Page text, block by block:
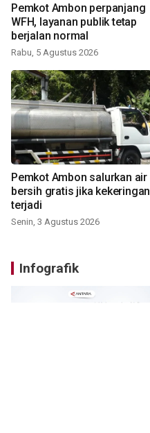
Pemkot Ambon perpanjang
WFH, layanan publik tetap
berjalan normal
Rabu, 5 Agustus 2026
Pemkot Ambon salurkan air
bersih gratis jika kekeringan
terjadi
Senin, 3 Agustus 2026
Infografik